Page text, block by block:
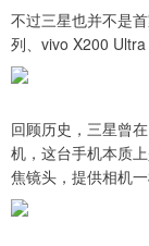
不过三星也并不是
列、vivo X200 Ultra
回顾历史，三星曾
机，这台手机本质
焦镜头，提供相机